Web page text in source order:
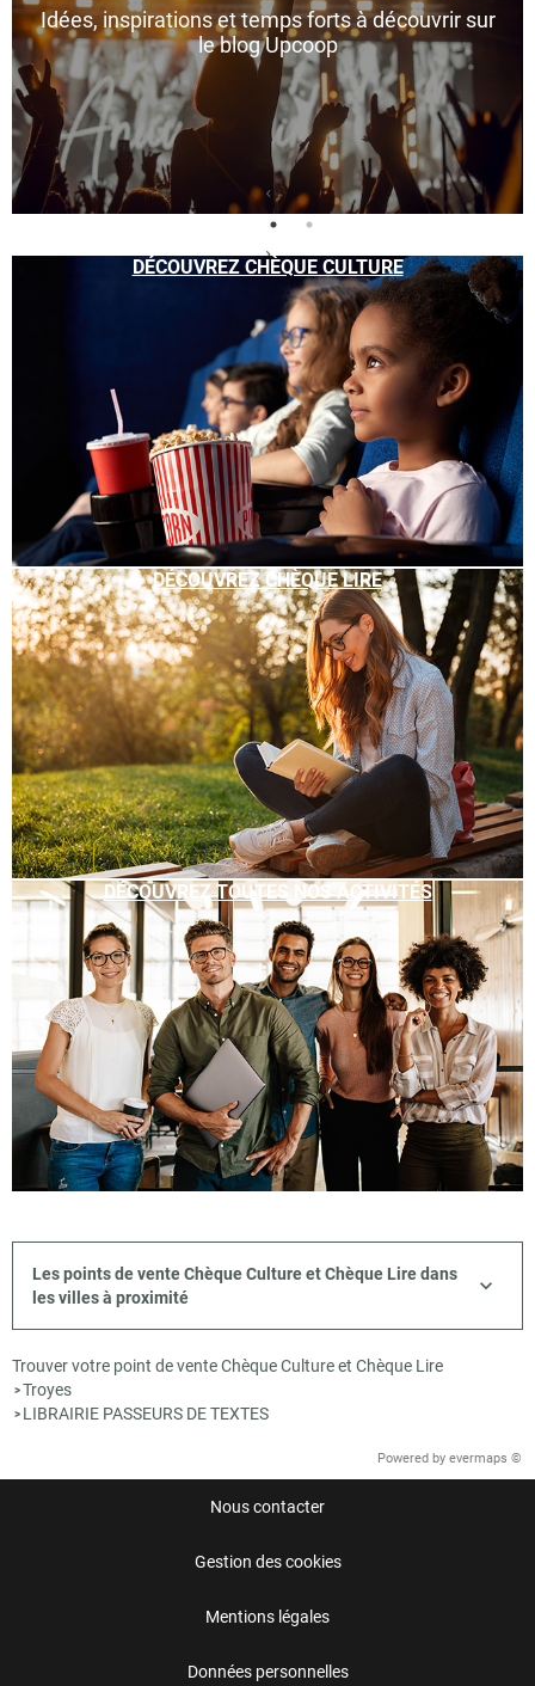
Idées, inspirations et temps forts à découvrir sur
le blog Upcoop
DÉCOUVREZ CHÈQUE CULTURE
DÉCOUVREZ CHÈQUE LIRE
DÉCOUVREZ TOUTES NOS ACTIVITÉS
Les points de vente Chèque Culture et Chèque Lire dans
les villes à proximité
Trouver votre point de vente Chèque Culture et Chèque Lire
>Troyes
> LIBRAIRIE PASSEURS DE TEXTES
Powered by evermaps ©
Nous contacter
Gestion des cookies
Mentions légales
Données personnelles